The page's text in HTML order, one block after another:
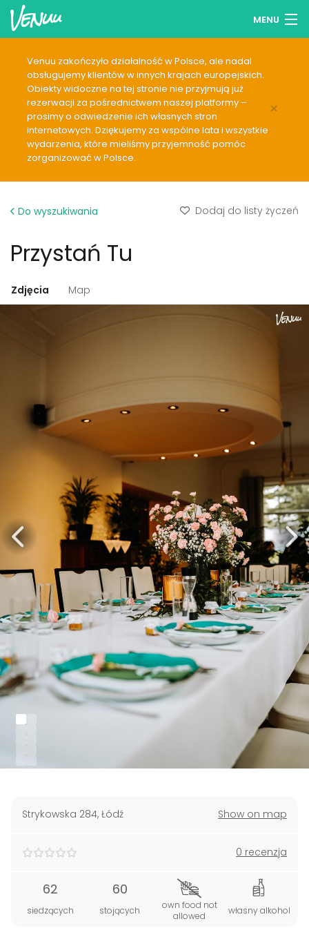
MENU
Lista życzeń
Zaloguj się
Polski
Dodaj swój lokal
Venuu zakończyło działalność w Polsce, ale nadal
obsługujemy klientów w innych krajach europejskich.
Obiekty widoczne na tej stronie nie przyjmują już
rezerwacji za pośrednictwem naszej platformy –
prosimy o odwiedzenie ich własnych stron
internetowych. Dziękujemy za wspólne lata i wszystkie
wydarzenia, które mieliśmy przyjemność pomóc
zorganizować w Polsce.
×
Do wyszukiwania Dodaj do listy życzeń
Przystań Tu
Zdjęcia Map
Strykowska 284, Łódź Show on map
0 recenzja
62
siedzących
60
stojących
own food not
allowed
własny alkohol